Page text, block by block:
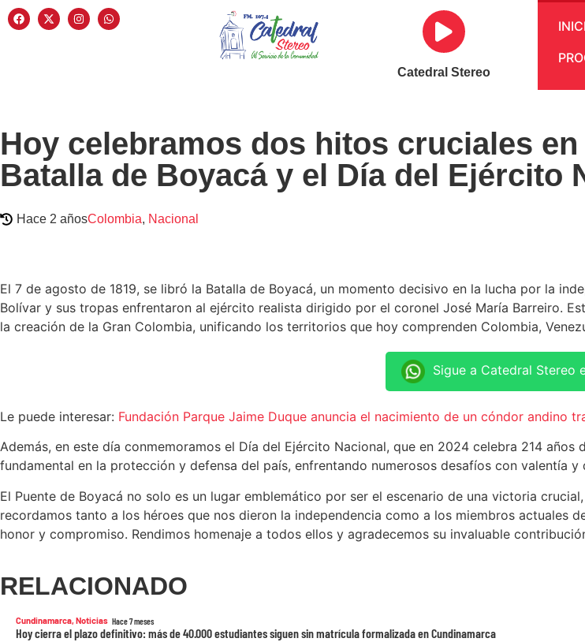
Catedral Stereo
Hoy celebramos dos hitos cruciales
Batalla de Boyacá y el Día del Ejército
Hace 2 añosColombia, Nacional
El 7 de agosto de 1819, se libró la Batalla de Boyacá, un momento decisivo en la lucha por la
Bolívar y sus tropas enfrentaron al ejército realista dirigido por el coronel José María Barreiro.
la creación de la Gran Colombia, unificando los territorios que hoy comprenden Colombia,
Sigue a Catedral Stereo
Le puede interesar: Fundación Parque Jaime Duque anuncia el nacimiento de un cóndor andino
Además, en este día conmemoramos el Día del Ejército Nacional, que en 2024 celebra 214
fundamental en la protección y defensa del país, enfrentando numerosos desafíos con valentía y
El Puente de Boyacá no solo es un lugar emblemático por ser el escenario de una victoria
recordamos tanto a los héroes que nos dieron la independencia como a los miembros actuales
honor y compromiso. Rendimos homenaje a todos ellos y agradecemos su invaluable
RELACIONADO
Cundinamarca,Noticias Hace 7 meses
Hoy cierra el plazo definitivo: más de 40.000 estudiantes siguen sin matrícula formalizada en Cundinamarca